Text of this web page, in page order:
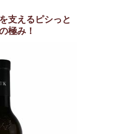
支えるピシっと
極み！